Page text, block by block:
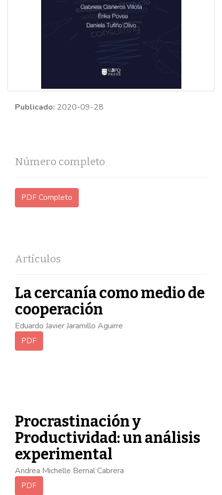
Publicado: 2020-09-28
Número completo
PDF Completo
Artículos
La cercanía como medio de
cooperación
Eduardo Javier Jaramillo Aguirre
PDF
Procrastinación y
Productividad: un análisis
experimental
Andrea Michelle Bernal Cabrera
PDF